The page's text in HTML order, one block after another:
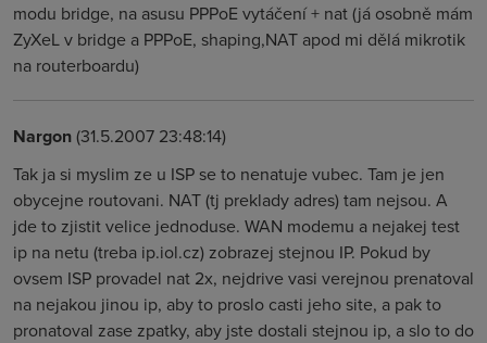
modu bridge, na asusu PPPoE vytáčení + nat (já osobně mám
ZyXeL v bridge a PPPoE, shaping,NAT apod mi dělá mikrotik
na routerboardu)
Nargon(31.5.2007 23:48:14)
Tak ja si myslim ze u ISP se to nenatuje vubec. Tam je jen
obycejne routovani. NAT (tj preklady adres) tam nejsou. A
jde to zjistit velice jednoduse. WAN modemu a nejakej test
ip na netu (treba ip.iol.cz) zobrazej stejnou IP. Pokud by
ovsem ISP provadel nat 2x, nejdrive vasi verejnou prenatoval
na nejakou jinou ip, aby to proslo casti jeho site, a pak to
pronatoval zase zpatky, aby jste dostali stejnou ip, a slo to do